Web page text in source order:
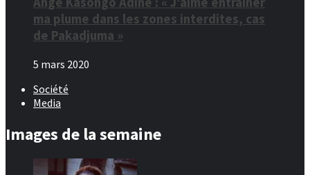
ma plume dans les zones interdites, cas
de Pakadjuma »
5 mars 2020
Société
Media
Images de la semaine